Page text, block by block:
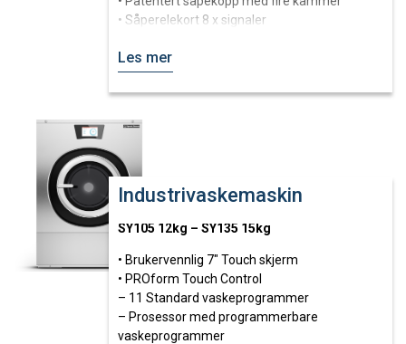
• Såperelekort 8 x signaler
• Kraftig hengslet dør
• Ekstern tilkobling for flytende såpe
• Kan monteres på alle typer gulv
Produktkatalog
Les mer
Industrivaskemaskin
SY105 12kg – SY135 15kg
• Brukervennlig 7″ Touch skjerm
• PROform Touch Control
– 11 Standard vaskeprogrammer
– Prosessor med programmerbare
vaskeprogrammer